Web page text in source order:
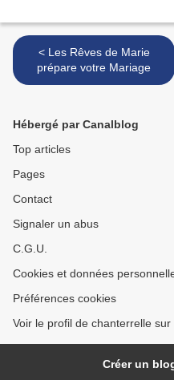
< Les Rêves de Marie
prépare votre Mariage
Hébergé par Canalblog
Top articles
Pages
Contact
Signaler un abus
C.G.U.
Cookies et données
Préférences cookies
Voir le profil de chanterrelle
Créer un